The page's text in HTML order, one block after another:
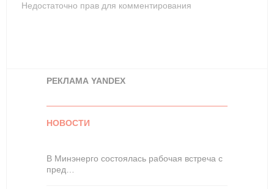
Недостаточно прав для комментирования
РЕКЛАМА YANDEX
НОВОСТИ
В Минэнерго состоялась рабочая встреча с
пред…